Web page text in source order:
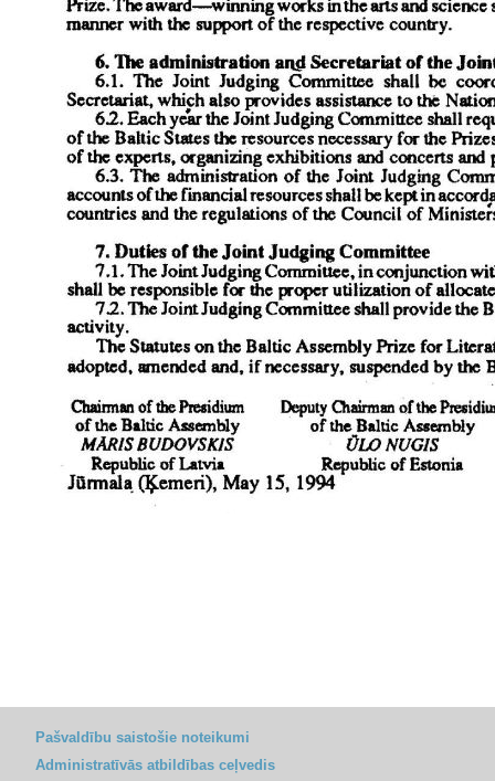
Pašvaldību saistošie noteikumi
Administratīvās atbildības ceļvedis